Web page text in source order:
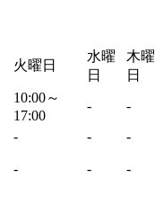
火曜日
水曜
日
木曜
日
10:00～
17:00
- -
- - -
- - -